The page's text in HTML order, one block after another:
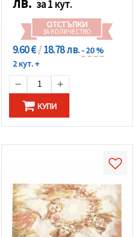
за 1 кут.
ОТСТЪПКИ
ЗА КОЛИЧЕСТВО
9.60 €/18.78 лв.- 20 %
2 кут. +
КУПИ